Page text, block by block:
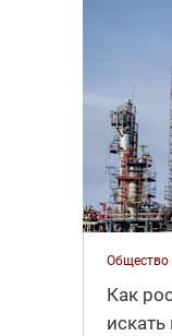
Общество
Как